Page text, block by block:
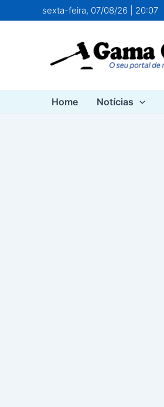
para
sexta-feira, 07/08/26 | 20:07
Home Notícias